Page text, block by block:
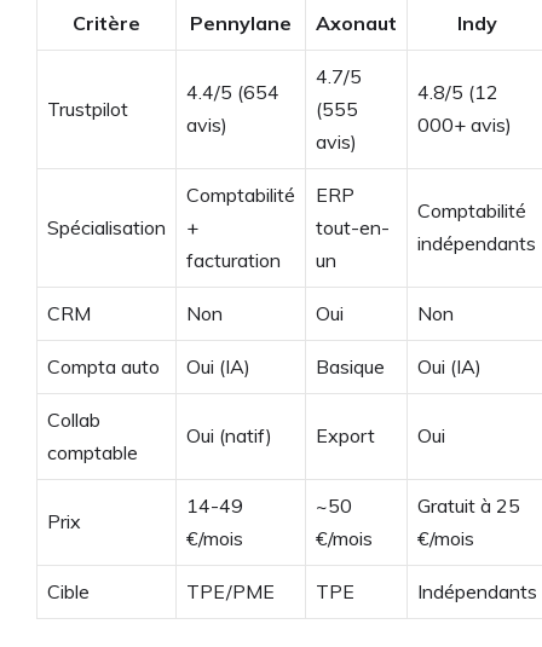
Critère Pennylane Axonaut Indy
Trustpilot
4.4/5 (654
avis)
4.7/5
(555
avis)
4.8/5 (12
000+ avis)
Spécialisation
Comptabilité
+
facturation
ERP
tout-en-
un
Comptabilité
indépendants
CRM Non Oui Non
Compta auto Oui (IA) Basique Oui (IA)
Collab
comptable
Oui (natif) Export Oui
Prix
14-49
€/mois
~50
€/mois
Gratuit à 25
€/mois
Cible TPE/PME TPE Indépendants